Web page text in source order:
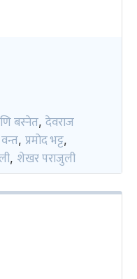
बस्नेत, देवराज
, प्रमोद भट्ट,
, शेखर पराजुली